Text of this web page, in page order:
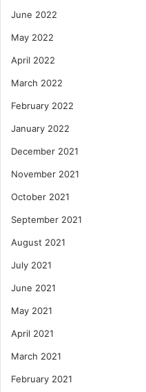
June 2022
May 2022
April 2022
March 2022
February 2022
January 2022
December 2021
November 2021
October 2021
September 2021
August 2021
July 2021
June 2021
May 2021
April 2021
March 2021
February 2021